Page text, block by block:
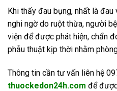
Khi thấy đau bụng, nhất là
nghi ngờ do ruột thừa, người
viện để được phát hiện, chẩn
phẫu thuật kịp thời nhằm
Thông tin cần tư vấn liên hệ
thuockedon24h.com để